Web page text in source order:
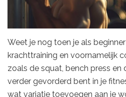
Weet je nog toen je als
krachttraining en voornamelijk
zoals de squat, bench press
verder gevorderd bent in je
wat variatie toevoegen aan je